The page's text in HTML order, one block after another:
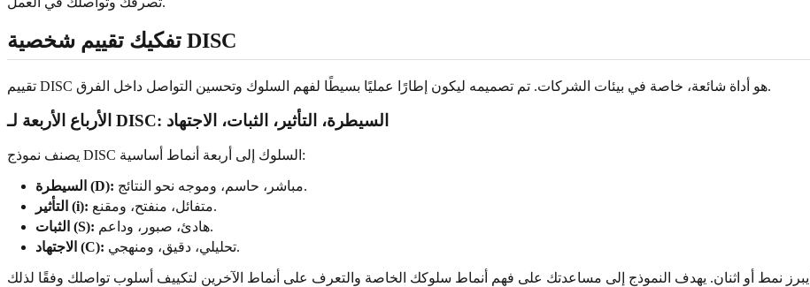
تفكيك تقييم شخصية DISC
تقييم DISC هو أداة شائعة، خاصة في بيئات الشركات. تم تصميمه ليكون إطارًا عمليًا بسيطًا لفهم السلوك وتحسين التواصل داخل الفرق.
الأرباع الأربعة لـ DISC: السيطرة، التأثير، الثبات، الاجتهاد
يصنف نموذج DISC السلوك إلى أربعة أنماط أساسية:
السيطرة (D):
مباشر، حاسم، وموجه نحو النتائج.
التأثير (i):
متفائل، منفتح، ومقنع.
الثبات (S):
هادئ، صبور، وداعم.
الاجتهاد (C):
تحليلي، دقيق، ومنهجي.